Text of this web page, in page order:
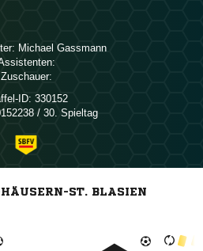
 
Zuschauer:
ID: 330152
/ 30. Spieltag
ST. BLASIEN